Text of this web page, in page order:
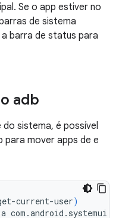
Se o app estiver no
de sistema
barra de status para
adb
sistema, é possível
para mover apps de e
current-user)